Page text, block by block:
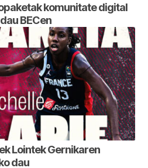
komunitate digital
BECen
Lointek Gernikaren
dau